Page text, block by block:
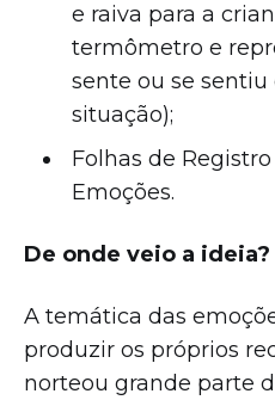
e raiva para a
termômetro e
sente ou se
situação);
Folhas de
Emoções.
De onde veio a ideia?
A temática das
produzir os próprios
norteou grande parte